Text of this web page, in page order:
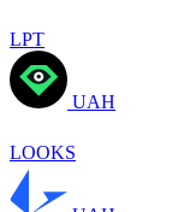
LPT
UAH
LOOKS